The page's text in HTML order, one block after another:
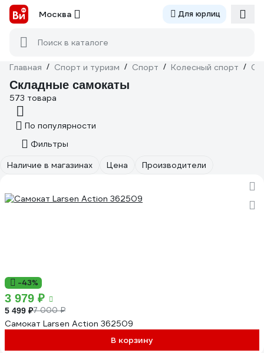
Москва Для юрлиц
Поиск в каталоге
Главная / Спорт и туризм / Спорт / Колесный спорт /
Складные самокаты
573 товара
По популярности
Фильтры
Наличие в магазинах
Цена Производители
-43%
3 979 ₽
5 499 ₽7 000 ₽
Самокат Larsen Action 362509
В корзину